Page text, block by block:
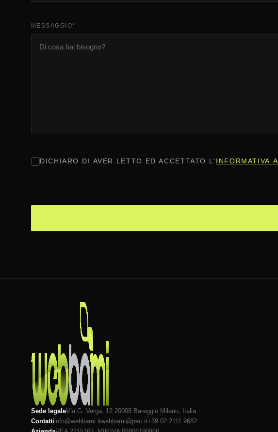
MESSAGGIO*
CONSENSO*
DICHIARO DI AVER LETTO ED ACCETTATO L' INFORMATIVA
Sede legaleVia G. Verga, 12 20008 Bareggio Milano , Italia
Contattiinfo@webbami.itwebbami@pec.it+39 02 2111 9682